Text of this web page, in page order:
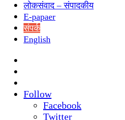
लोकसंवाद – संपादकीय
E-papaer
संपर्क
English
Follow
Facebook
Twitter